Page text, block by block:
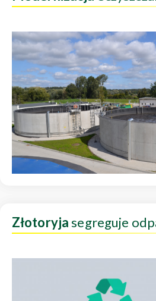
Złotoryjasegreguje